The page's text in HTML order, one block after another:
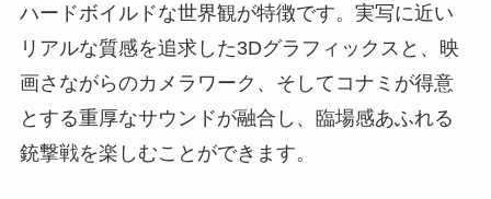
ハードボイルドな世界観が特徴です。実写に近い
リアルな質感を追求した3Dグラフィックスと、映
画さながらのカメラワーク、そしてコナミが得意
とする重厚なサウンドが融合し、臨場感あふれる
銃撃戦を楽しむことができます。